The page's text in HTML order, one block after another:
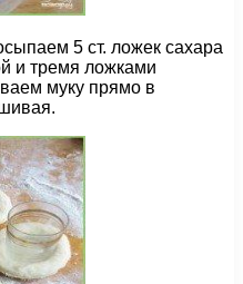
5 ст. ложек сахара
и тремя ложками
муку прямо в